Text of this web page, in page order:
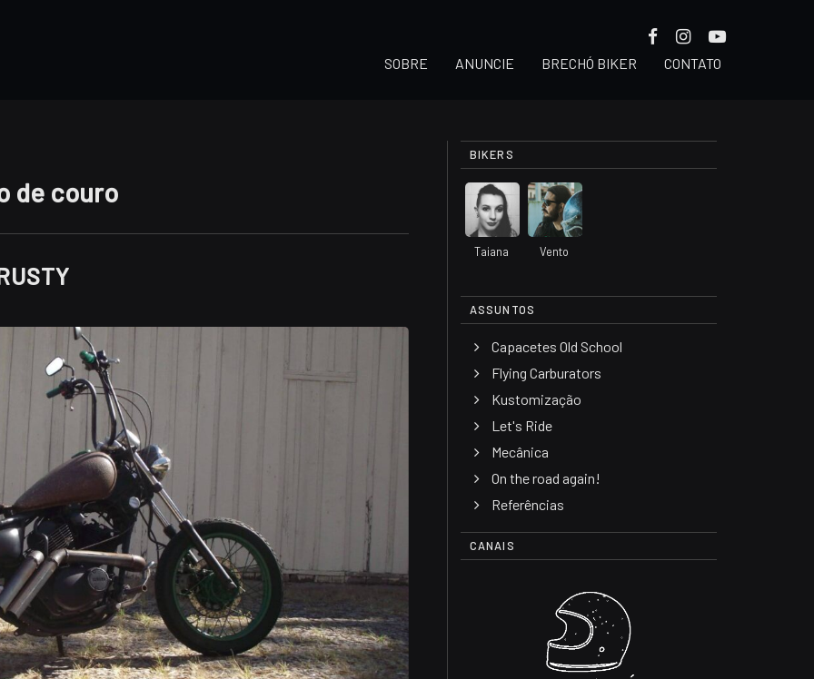
SOBRE ANUNCIE BRECHÓ BIKER CONTATO
de couro
BIKERS
Taiana Vento
ASSUNTOS
Capacetes Old School
Flying Carburators
Kustomização
Let's Ride
Mecânica
On the road again!
Referências
CANAIS